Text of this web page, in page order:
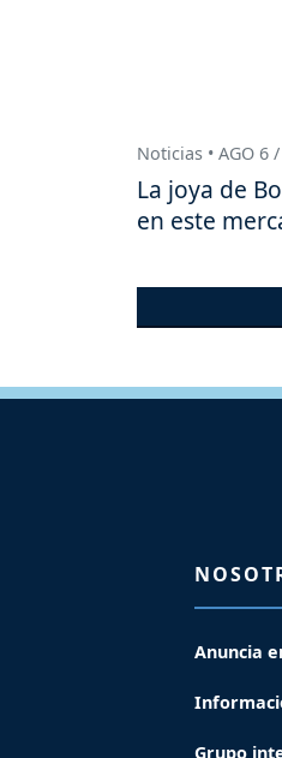
Noticias • AGO 6
La joya de
en este
Anuncia
Grupo